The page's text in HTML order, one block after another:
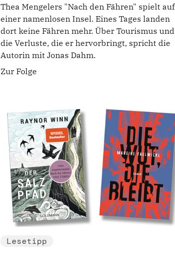
Thea Mengelers "Nach den Fähren" spielt auf
einer namenlosen Insel. Eines Tages landen
dort keine Fähren mehr. Über Tourismus und
die Verluste, die er hervorbringt, spricht die
Autorin mit Jonas Dahm.
Zur Folge
Lesetipp